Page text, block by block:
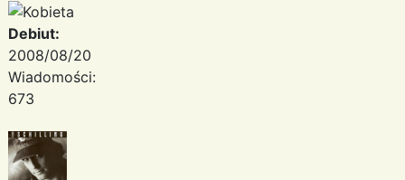
Debiut:
2008/08/20
Wiadomości:
673